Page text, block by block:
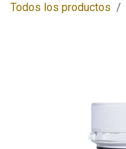
Todos los productos